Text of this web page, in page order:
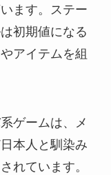
ます。ステー
初期値になる
アイテムを組
ゲームは、メ
本人と馴染み
れています。